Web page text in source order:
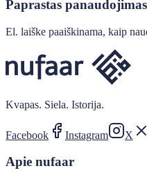
Paprastas panaudojimas
El. laiške paaiškinama, kaip
Kvapas. Siela. Istorija.
Facebook Instagram X
Apie nufaar